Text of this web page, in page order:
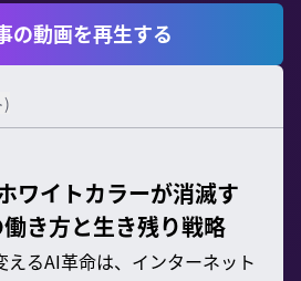
の動画を再生する
)
ワイトカラーが消滅す
き方と生き残り戦略
るAI革命は、インターネット